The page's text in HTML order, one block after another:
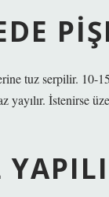
tuz serpilir. 10-
yayılır. İstenirse